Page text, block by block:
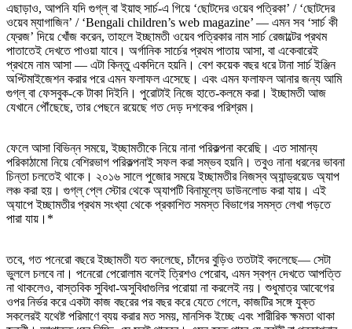
এছাড়াও, আপনি যদি গুগ্‌ল্‌ বা ইয়াহু সার্চ-এ গিয়ে ‘ছোটদের ওয়েব পত্রিকা’ / ‘ছোটদের
ওয়েব ম্যাগাজিন’ / ‘Bengali children’s web magazine’ — এমন সব ‘সার্চ কী
ফ্রেজ’ দিয়ে খোঁজ করেন, তাহলে ইচ্ছামতী ওয়েব পত্রিকার নাম সার্চ রেজাল্টের প্রথম
পাতাতেই দেখতে পাওয়া যাবে। অর্গানিক সার্চের প্রথম পাতায় আসা, বা একেবারেই
প্রথমে নাম আসা — এটা কিন্তু একদিনে হয়নি। বেশ কয়েক বছর ধরে টানা সার্চ ইঞ্জিন
অপ্টিমাইজেশন করার পরে এমন ফলাফল এসেছে। এবং এমন ফলাফল আনার জন্য আমি
গুগ্‌ল্‌ বা ফেসবুক-কে টাকা দিইনি। পুরোটাই নিজে হাতে-কলমে করা। ইচ্ছামতী আজ
যেখানে পৌঁছেছে, তার পেছনে রয়েছে গত দেড় দশকের পরিশ্রম।
ফেলে আসা বিভিন্ন সময়ে, ইচ্ছামতীকে নিয়ে নানা পরিকল্পনা করেছি। এত সামান্য
পরিকাঠামো নিয়ে বেশিরভাগ পরিকল্পনাই সফল করা সম্ভব হয়নি। তবুও নানা ধরনের ভাবনা
চিন্তা চলতেই থাকে। ২০১৬ সালে পুজোর সময়ে ইচ্ছামতীর নিজস্ব অ্যান্ড্রয়েড অ্যাপ
লঞ্চ করা হয়। গুগ্‌ল্‌ প্লে স্টোর থেকে অ্যাপটি বিনামূল্যে ডাউনলোড করা যায়। এই
অ্যাপে ইচ্ছামতীর প্রথম সংখ্যা থেকে প্রকাশিত সমস্ত বিভাগের সমস্ত লেখা পড়তে
পারা যায়।*
তবে, গত পনেরো বছরে ইচ্ছামতী যত বদলেছে, চাঁদের বুড়িও ততটাই বদলেছে— সেটা
ভুললে চলবে না। পনেরো পেরোলাম বলেই ত্রিশও পেরোব, এমন স্বপ্ন দেখতে আপত্তি
না থাকলেও, বাস্তবিক সুবিধা-অসুবিধাগুলির পরোয়া না করলেই নয়। শুধুমাত্র আবেগের
ওপর নির্ভর করে একটা কাজ বছরের পর বছর করে যেতে গেলে, কাজটির সঙ্গে যুক্ত
সকলেরই যথেষ্ট পরিমাণে ব্যয় করার মত সময়, মানসিক ইচ্ছে এবং শারীরিক ক্ষমতা থাকা